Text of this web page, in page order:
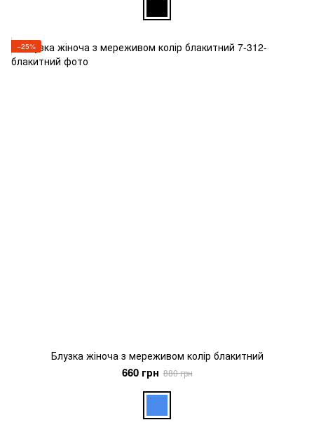
−25%
Блузка жіноча з мереживом колір блакитний
660 грн 880 грн